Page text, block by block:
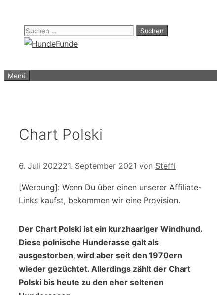
springen
Suchen
nach:
Menü
Chart Polski
6. Juli 202221. September 2021 von Steffi
[Werbung]: Wenn Du über einen unserer Affiliate-
Links kaufst, bekommen wir eine Provision.
Der Chart Polski ist ein kurzhaariger Windhund.
Diese polnische Hunderasse galt als
ausgestorben, wird aber seit den 1970ern
wieder gezüchtet. Allerdings zählt der Chart
Polski bis heute zu den eher seltenen